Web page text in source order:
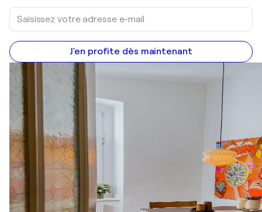
J'en profite dès maintenant